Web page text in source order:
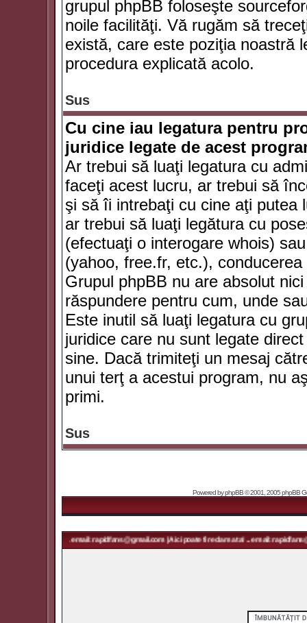
grupul phpBB foloseşte
noile facilităţi. Vă rugăm să
există, care este poziţia noastră
procedura explicată acolo.
Sus
Cu cine iau legatura pentru
juridice legate de acest
Ar trebui să luaţi legatura cu
faceţi acest lucru, ar trebui să
şi să îi intrebaţi cu cine aţi putea
ar trebui să luaţi legătura cu
(efectuaţi o interogare whois)
(yahoo, free.fr, etc.),
Grupul phpBB nu are absolut
răspundere pentru cum, unde
Este inutil să luaţi legatura cu
juridice care nu sunt legate
sine. Dacă trimiteţi un mesaj
unui terţ a acestui program, nu
primi.
Sus
Powered byphpBB© 2001, 2005 phpBB
... email: rapidfans@gmail.com | Aici poate fi reclama ta! ... email: rapidfans@gmail.com